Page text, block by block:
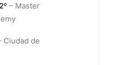
– Master
Ciudad de